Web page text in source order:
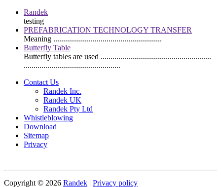
Randek
testing
PREFABRICATION TECHNOLOGY TRANSFER
Meaning .......................................................
Butterfly Table
Butterfly tables are used ........................................................
.................................................
Contact Us
Randek Inc.
Randek UK
Randek Pty Ltd
Whistleblowing
Download
Sitemap
Privacy
Copyright © 2026 Randek | Privacy policy